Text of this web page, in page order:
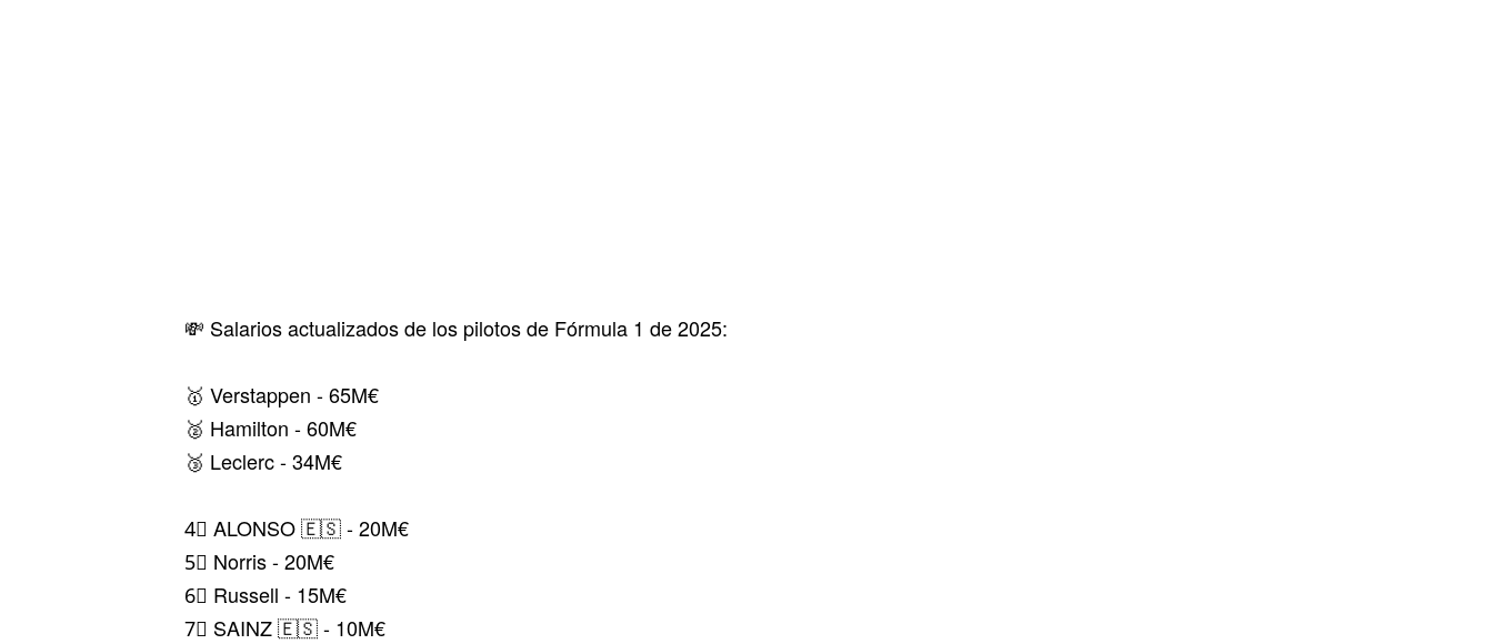
💸 Salarios actualizados de los pilotos de Fórmula 1 de 2025:
🥇 Verstappen - 65M€
🥈 Hamilton - 60M€
🥉 Leclerc - 34M€
4⃣ ALONSO 🇪🇸 - 20M€
5⃣ Norris - 20M€
6⃣ Russell - 15M€
7⃣ SAINZ 🇪🇸 - 10M€